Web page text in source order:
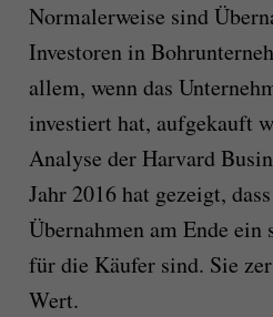
Normalerweise sind
Investoren in
allem, wenn das
investiert hat, aufgekauft
Analyse der Harvard
Jahr 2016 hat gezeigt,
Übernahmen am Ende ein
für die Käufer sind. Sie
Wert.